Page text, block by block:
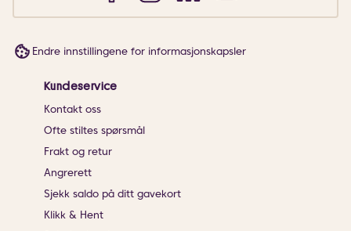
Endre innstillingene for informasjonskapsler
Kundeservice
Kontakt oss
Ofte stiltes spørsmål
Frakt og retur
Angrerett
Sjekk saldo på ditt gavekort
Klikk & Hent